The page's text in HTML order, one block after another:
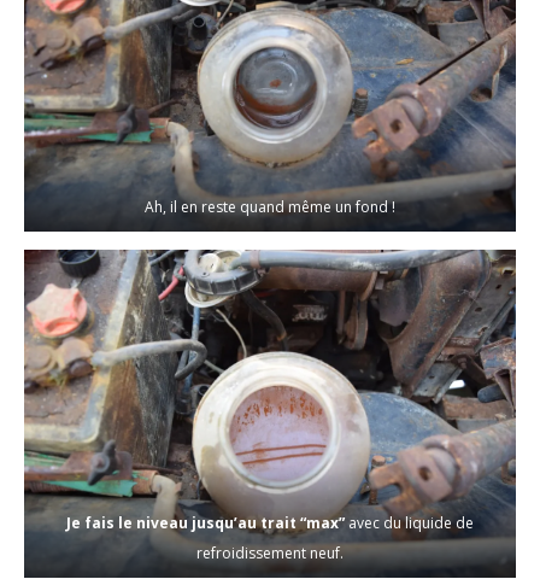
Ah, il en reste quand même un fond !
Je fais le niveau jusqu’au trait “max” avec du liquide de
refroidissement neuf.